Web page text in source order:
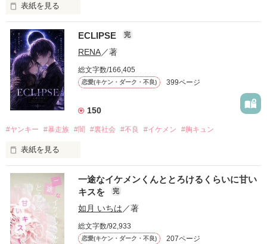
表紙を見る
「好きだったから、別れを選んだ。」
モテる人を好きになるのが怖かった。
だから私は、中学時代に大好きだった彼を自分から振った。
もう会うことはないと思っていたのに、
高校生になって再会した彼は、隣の学校で”王子様”と呼ばれる
他の女の子には冷たいのに
私にだけ昔と変わらない笑顔を向けてくる。
「澪ちゃん。」
それは止まっていた恋が再び動き始める合図──。
ECLIPSE 完
RENA／著
総文字数/166,405
恋愛(キケン・ダーク・不良) 399ページ
150
#ヤンキー #暴走族 #闇 #裏社会 #不良 #イケメン #胸キュン
表紙を見る
表紙画像はAIです
作品を読む
一途なイケメンくんととろけるくらいに甘い
キスを
完
如月 いちは ／著
総文字数/92,933
恋愛(キケン・ダーク・不良) 207ページ